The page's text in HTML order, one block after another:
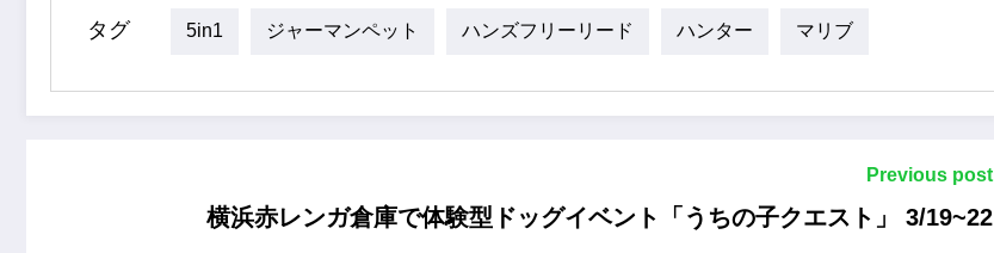
タグ 5in1 ジャーマンペット ハンズフリーリード ハンター マリブ
Previous post
横浜赤レンガ倉庫で体験型ドッグイベント「うちの子クエスト」 3/19~22